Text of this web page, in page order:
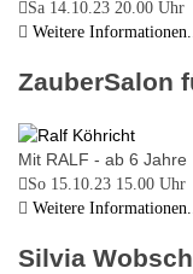
Sa 14.10.23 20.00 Uhr
Weitere Informationen...
ZauberSalon
Mit RALF - ab 6 Jahre
So 15.10.23 15.00 Uhr
Weitere
Silvia